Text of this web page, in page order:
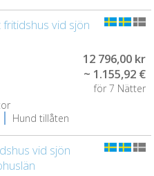
fritidshus vid sjön
12 796,00 kr
~ 1.155,92 €
för 7 Nätter
Hund tillåten
vid sjön